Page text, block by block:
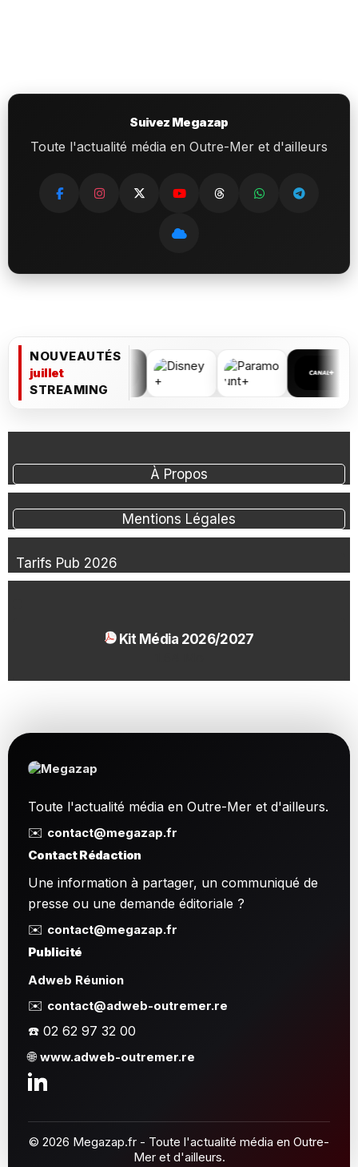
Suivez Megazap
Toute l'actualité média en Outre-Mer et d'ailleurs
NOUVEAUTÉS
juillet
STREAMING
À Propos
Mentions Légales
Tarifs Pub 2026
Kit Média 2026/2027
Toute l'actualité média en Outre-Mer et d'ailleurs.
✉️ contact@megazap.fr
Contact Rédaction
Une information à partager, un communiqué de
presse ou une demande éditoriale ?
✉️ contact@megazap.fr
Publicité
Adweb Réunion
✉️ contact@adweb-outremer.re
☎️ 02 62 97 32 00
🌐www.adweb-outremer.re
© 2026 Megazap.fr - Toute l'actualité média en Outre-
Mer et d'ailleurs.